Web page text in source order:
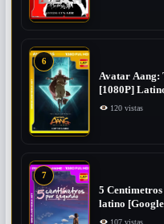
6
Avatar Aang:
[1080P]
120 vistas
7
5
latino
107 vistas